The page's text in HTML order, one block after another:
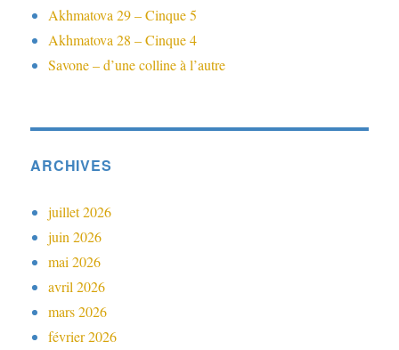
Akhmatova 29 – Cinque 5
Akhmatova 28 – Cinque 4
Savone – d’une colline à l’autre
ARCHIVES
juillet 2026
juin 2026
mai 2026
avril 2026
mars 2026
février 2026